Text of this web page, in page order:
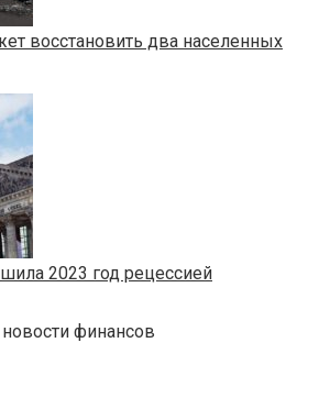
восстановить два населенных
2023 год рецессией
финансов